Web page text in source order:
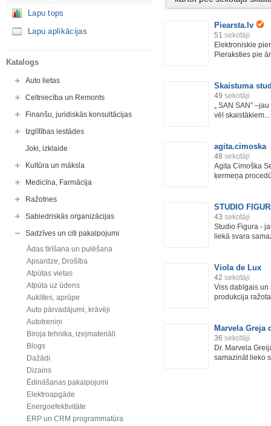
Lapu tops
Lapu aplikācijas
Katalogs
Auto lietas
Celtniecība un Remonts
Finanšu, juridiskās konsultācijas
Izglītības iestādes
Joki, izklaide
Kultūra un māksla
Medicīna, Farmācija
Ražotnes
Sabiedriskās organizācijas
Sadzīves un citi pakalpojumi
Ādas tīrīšana un pulēšana
Apsardze, Drošība
Atpūtas vietas
Atpūta uz ūdens
Auklītes, aprūpe
Auto pārvadājumi, krāvēji
Autotreniņi
Biroja tehnika, izejmateriāli
Blogs
Dažādi
Dizains
Ēdināšanas pakalpojumi
Elektroapgāde
Energoefektivitāte
ERP un CRM programmatūra
Piearsta.lv
51 sekotāji
Elektroniskie
Pieraksties pie
Skaistuma
49 sekotāji
„ SAN SAN”
vēl skaistākiem...
agita.cimoska
48 sekotāji
Agita Cimoška
ķermeņa
STUDIO
43 sekotāji
Studio Figura -
liekā svara
Viola de Lux
42 sekotāji
Viss dabīgais un
produkcija
Marvela Greja
36 sekotāji
Dr. Marvela
samazināt lieko